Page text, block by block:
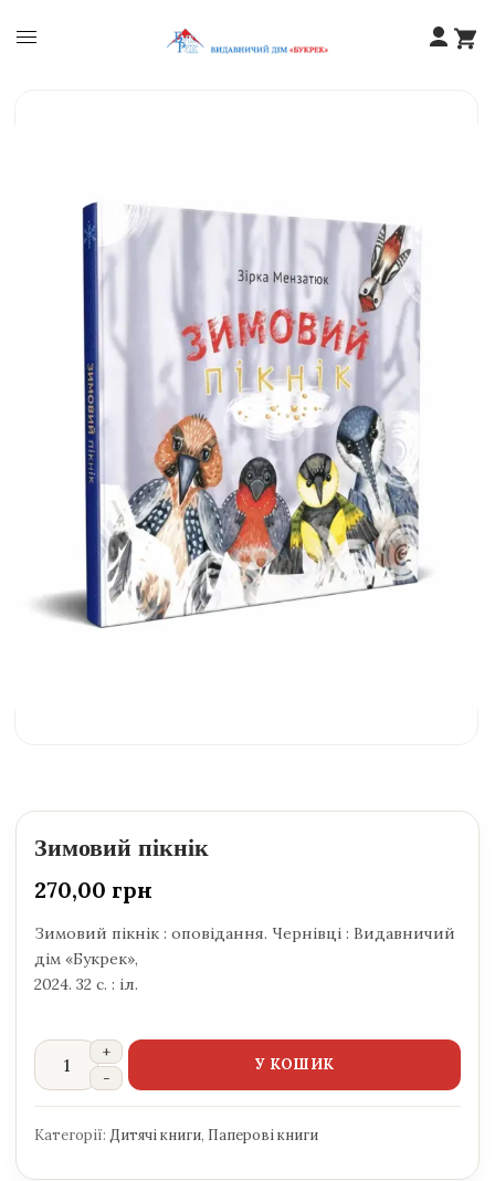
Зимовий пікнік
270,00 грн
Зимовий пікнік : оповідання. Чернівці : Видавничий
дім «Букрек»,
2024. 32 с. : іл.
У КОШИК
Категорії: Дитячі книги, Паперові книги